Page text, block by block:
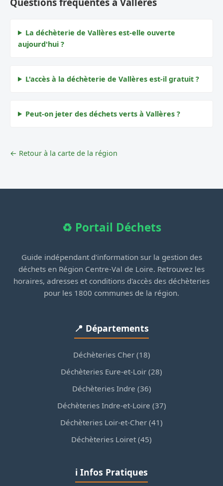
La déchèterie de Vallères est-elle ouverte
aujourd'hui ?
L'accès à la déchèterie de Vallères est-il gratuit ?
Peut-on jeter des déchets verts à Vallères ?
← Retour à la carte de la région
♻️ Portail Déchets
Guide indépendant d'information sur la gestion des
déchets en Région Centre-Val de Loire. Retrouvez les
horaires, adresses et conditions d'accès des déchèteries
pour les 1800 communes de la région.
📍 Départements
Déchèteries Cher (18)
Déchèteries Eure-et-Loir (28)
Déchèteries Indre (36)
Déchèteries Indre-et-Loire (37)
Déchèteries Loir-et-Cher (41)
Déchèteries Loiret (45)
ℹ️ Infos Pratiques